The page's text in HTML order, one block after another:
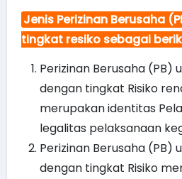
Jenis Perizinan Berusaha
tingkat resiko sebagai
Perizinan Berusaha (PB)
dengan tingkat Risiko
merupakan identitas
legalitas pelaksanaan
Perizinan Berusaha (PB)
dengan tingkat Risiko